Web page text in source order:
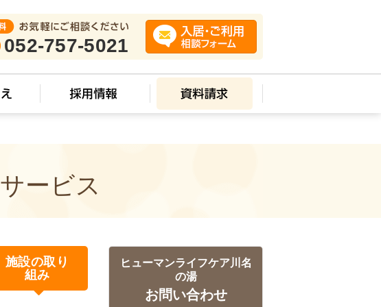
052-757-5021
ービス
施設の取り
組み
ヒューマンライフケア川名
の湯
お問い合わせ